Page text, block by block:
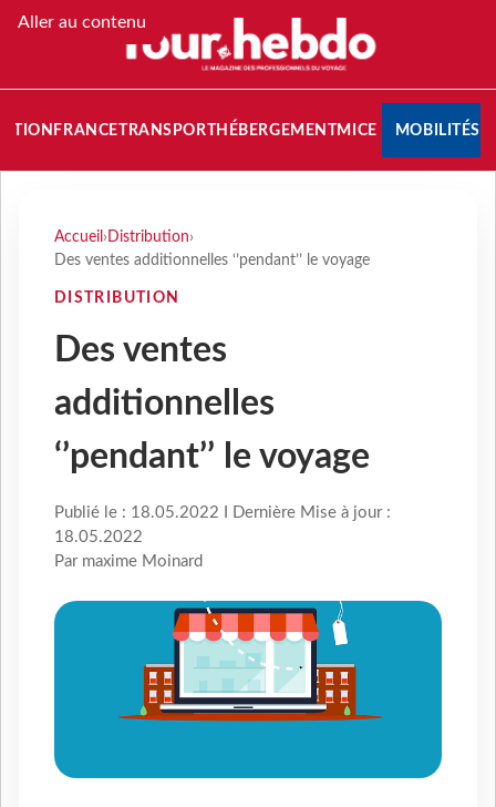
Aller au contenu
FRANCETRANSPORT HÉBERGEMENTMICE MOBILITÉS
Accueil › Distribution›
Des ventes additionnelles ‘’pendant’’ le voyage
DISTRIBUTION
Des ventes
additionnelles
‘’pendant’’ le voyage
Publié le : 18.05.2022 I Dernière Mise à jour :
18.05.2022
Par maxime Moinard